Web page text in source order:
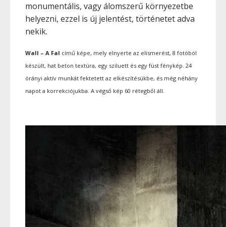
monumentális, vagy álomszerű környezetbe
helyezni, ezzel is új jelentést, történetet adva
nekik.
Wall – A Fal című képe, mely elnyerte az elismerést, 8 fotóból
készült, hat beton textúra, egy sziluett és egy füst fénykép. 24
órányi aktív munkát fektetett az elkészítésükbe, és még néhány
napot a korrekciójukba. A végső kép 60 rétegből áll.